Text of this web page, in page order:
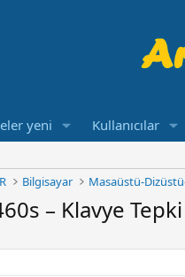
yeni Kullanıcılar
Bilgisayar Masaüstü-
– Klavye